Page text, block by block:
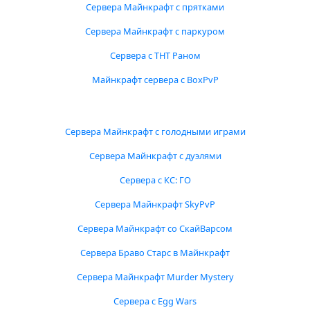
Сервера Майнкрафт с прятками
Сервера Майнкрафт с паркуром
Сервера с ТНТ Раном
Майнкрафт сервера с BoxPvP
Сервера Майнкрафт с голодными играми
Сервера Майнкрафт с дуэлями
Сервера с КС: ГО
Сервера Майнкрафт SkyPvP
Сервера Майнкрафт со СкайВарсом
Сервера Браво Старс в Майнкрафт
Сервера Майнкрафт Murder Mystery
Сервера с Egg Wars